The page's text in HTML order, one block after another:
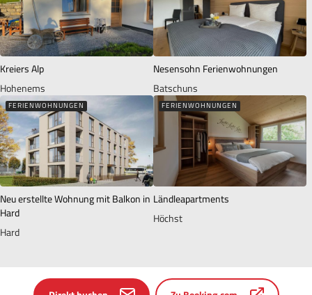
Kreiers Alp
Hohenems
Nesensohn Ferienwohnungen
Batschuns
FERIENWOHNUNGEN
Neu erstellte Wohnung mit Balkon in
Hard
Hard
FERIENWOHNUNGEN
Ländleapartments
Höchst